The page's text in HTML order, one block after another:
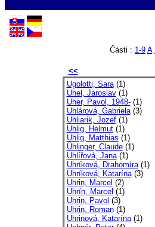
Části : 1-9 A
<<
Ugolotti, Sara(1)
Uhel, Jaroslav(1)
Uher, Pavol, 1948-(1)
Uhlárová, Gabriela(3)
Uhliarik, Jozef(1)
Uhlig, Helmut(1)
Uhlig, Matthias (1)
Ůhlinger, Claude(1)
Uhlířová, Jana(1)
Uhríková, Drahomíra(1)
Uhríková, Katarína(3)
Uhrin, Marcel (2)
Uhrín, Marcel (1)
Uhrin, Pavol (3)
Uhrin, Roman(1)
Uhrinová, Katarína(1)